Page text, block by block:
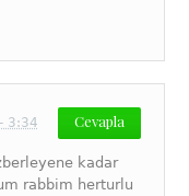
Cevapla
3:34
kadar
rabbim herturlu